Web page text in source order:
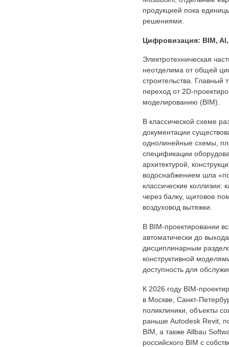
продукцией пока
решениями.
Цифровизация: BIM,
Электротехническая
неотделима от общей
строительства. Главный
переход от 2D-
моделированию (BIM).
В классической схеме
документации
однолинейные схемы,
спецификации
архитектурой,
водоснабжением шла
классические коллизии:
через балку, щитовое
воздуховод вытяжки.
В BIM-проектировании
автоматически до
дисциплинарным
конструктивной
доступность для
К 2026 году BIM-
в Москве, Санкт-
поликлиники, объекты
раньше Autodesk Revit,
BIM, а также Allbau
российского BIM с